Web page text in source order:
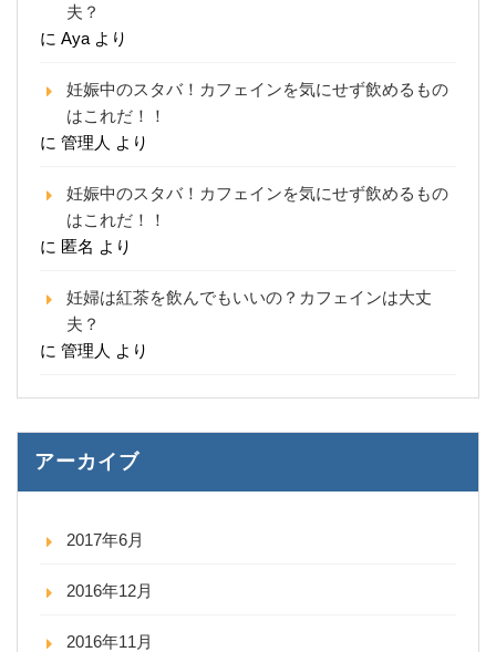
夫？
に Aya より
妊娠中のスタバ！カフェインを気にせず飲めるもの
はこれだ！！
に 管理人 より
妊娠中のスタバ！カフェインを気にせず飲めるもの
はこれだ！！
に 匿名 より
妊婦は紅茶を飲んでもいいの？カフェインは大丈
夫？
に 管理人 より
アーカイブ
2017年6月
2016年12月
2016年11月